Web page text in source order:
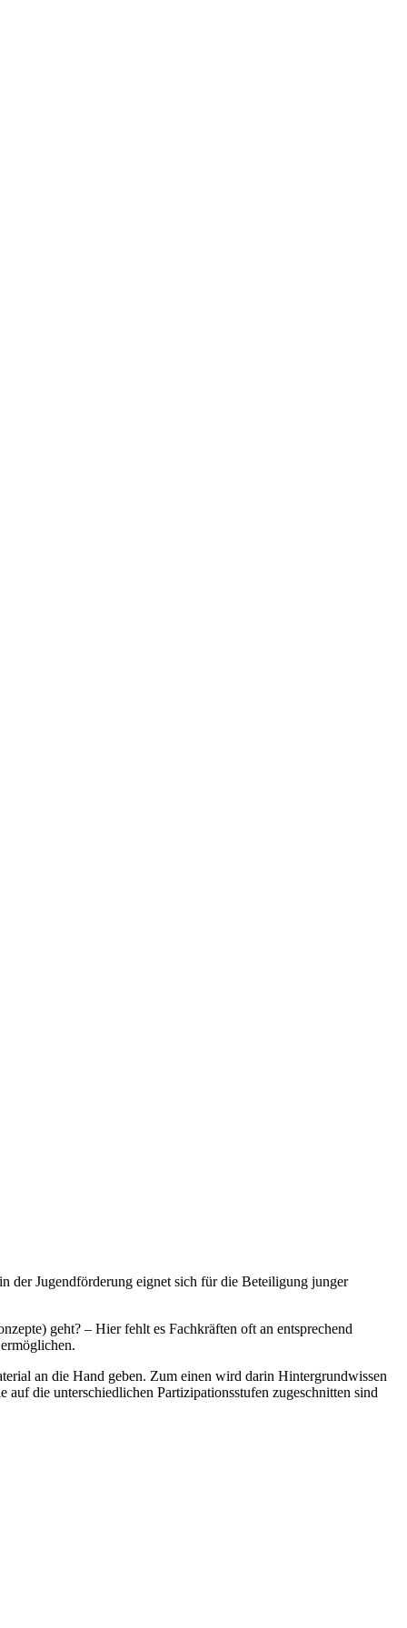
der Jugendförderung eignet sich für die Beteiligung junger
geht? – Hier fehlt es Fachkräften oft an entsprechend
an die Hand geben. Zum einen wird darin Hintergrundwissen
die unterschiedlichen Partizipationsstufen zugeschnitten sind